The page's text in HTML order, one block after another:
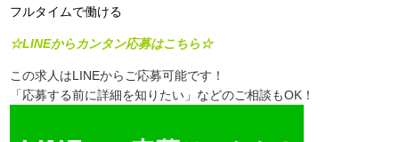
フルタイムで働ける
☆LINEからカンタン応募はこちら☆
この求人はLINEからご応募可能です！
「応募する前に詳細を知りたい」などのご相談もOK！